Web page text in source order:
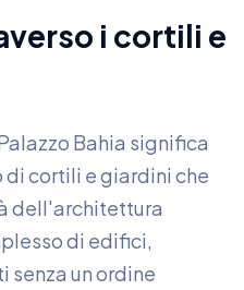
i cortili e
Bahia significa
di cortili e giardini che
dell'architettura
di edifici,
un ordine